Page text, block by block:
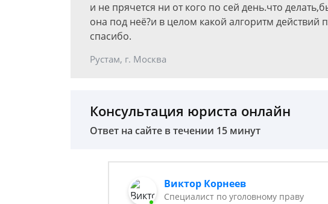
и не прячется ни от кого по сей день.что
она под неё?и в целом какой алгоритм действий
спасибо.
Рустам, г. Москва
Консультация юриста онлайн
Ответ на сайте в течении 15 минут
Виктор Корнеев
Cпециалист по уголовному праву